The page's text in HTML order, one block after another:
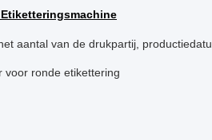
aantal van de drukpartij,
voor ronde etikettering